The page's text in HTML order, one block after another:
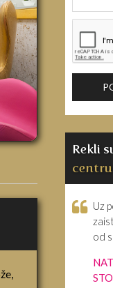
Rekli
centru
Uz
od